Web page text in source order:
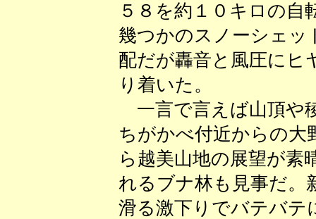
５８を約１０キロの自
幾つかのスノーシェッ
配だが轟音と風圧にヒ
り着いた。
一言で言えば山頂や
ちがかべ付近からの大
ら越美山地の展望が素
れるブナ林も見事だ。
滑る激下りでバテバテ